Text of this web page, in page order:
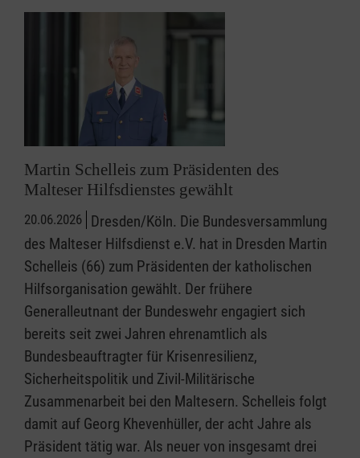
Martin Schelleis zum Präsidenten des
Malteser Hilfsdienstes gewählt
20.06.2026 Dresden/Köln. Die Bundesversammlung
des Malteser Hilfsdienst e.V. hat in Dresden Martin
Schelleis (66) zum Präsidenten der katholischen
Hilfsorganisation gewählt. Der frühere
Generalleutnant der Bundeswehr engagiert sich
bereits seit zwei Jahren ehrenamtlich als
Bundesbeauftragter für Krisenresilienz,
Sicherheitspolitik und Zivil-Militärische
Zusammenarbeit bei den Maltesern. Schelleis folgt
damit auf Georg Khevenhüller, der acht Jahre als
Präsident tätig war. Als neuer von insgesamt drei